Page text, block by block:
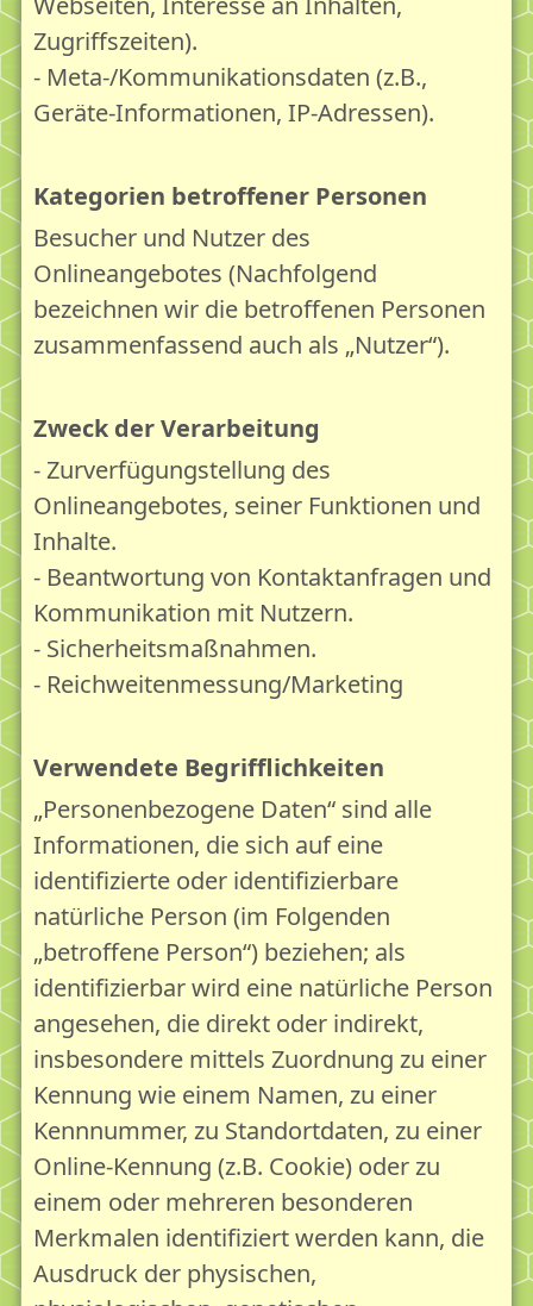
Zugriffszeiten).
- Meta-/Kommunikationsdaten (z.B.,
Geräte-Informationen, IP-Adressen).
Kategorien betroffener Personen
Besucher und Nutzer des
Onlineangebotes (Nachfolgend
bezeichnen wir die betroffenen Personen
zusammenfassend auch als „Nutzer“).
Zweck der Verarbeitung
- Zurverfügungstellung des
Onlineangebotes, seiner Funktionen und
Inhalte.
- Beantwortung von Kontaktanfragen und
Kommunikation mit Nutzern.
- Sicherheitsmaßnahmen.
- Reichweitenmessung/Marketing
Verwendete Begrifflichkeiten
„Personenbezogene Daten“ sind alle
Informationen, die sich auf eine
identifizierte oder identifizierbare
natürliche Person (im Folgenden
„betroffene Person“) beziehen; als
identifizierbar wird eine natürliche Person
angesehen, die direkt oder indirekt,
insbesondere mittels Zuordnung zu einer
Kennung wie einem Namen, zu einer
Kennnummer, zu Standortdaten, zu einer
Online-Kennung (z.B. Cookie) oder zu
einem oder mehreren besonderen
Merkmalen identifiziert werden kann, die
Ausdruck der physischen,